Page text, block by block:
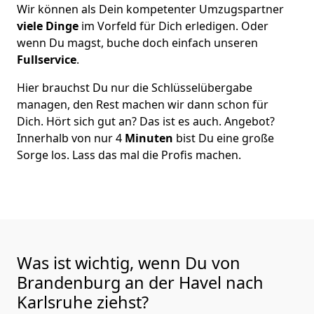
Wir können als Dein kompetenter Umzugspartner
viele Dinge im Vorfeld für Dich erledigen. Oder
wenn Du magst, buche doch einfach unseren
Fullservice.
Hier brauchst Du nur die Schlüsselübergabe
managen, den Rest machen wir dann schon für
Dich. Hört sich gut an? Das ist es auch. Angebot?
Innerhalb von nur 4 Minuten bist Du eine große
Sorge los. Lass das mal die Profis machen.
Was ist wichtig, wenn Du von
Brandenburg an der Havel nach
Karlsruhe ziehst?